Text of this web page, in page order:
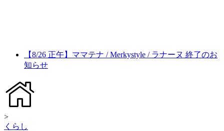
【8/26 正午】ママテナ / Merkystyle / ラナーヌ 終了のお
知らせ
>
くらし